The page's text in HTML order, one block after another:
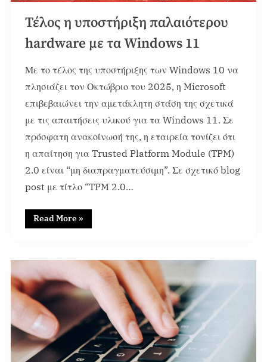
Τέλος η υποστήριξη παλαιότερου
hardware με τα Windows 11
Με το τέλος της υποστήριξης των Windows 10 να
πλησιάζει τον Οκτώβριο του 2025, η Microsoft
επιβεβαιώνει την αμετάκλητη στάση της σχετικά
με τις απαιτήσεις υλικού για τα Windows 11. Σε
πρόσφατη ανακοίνωσή της, η εταιρεία τονίζει ότι
η απαίτηση για Trusted Platform Module (TPM)
2.0 είναι “μη διαπραγματεύσιμη”. Σε σχετικό blog
post με τίτλο “TPM 2.0…
Read More »
News